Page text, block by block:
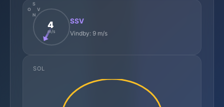
N
S
O
V
4
m/s
SSV
Vindby: 9 m/s
SOL